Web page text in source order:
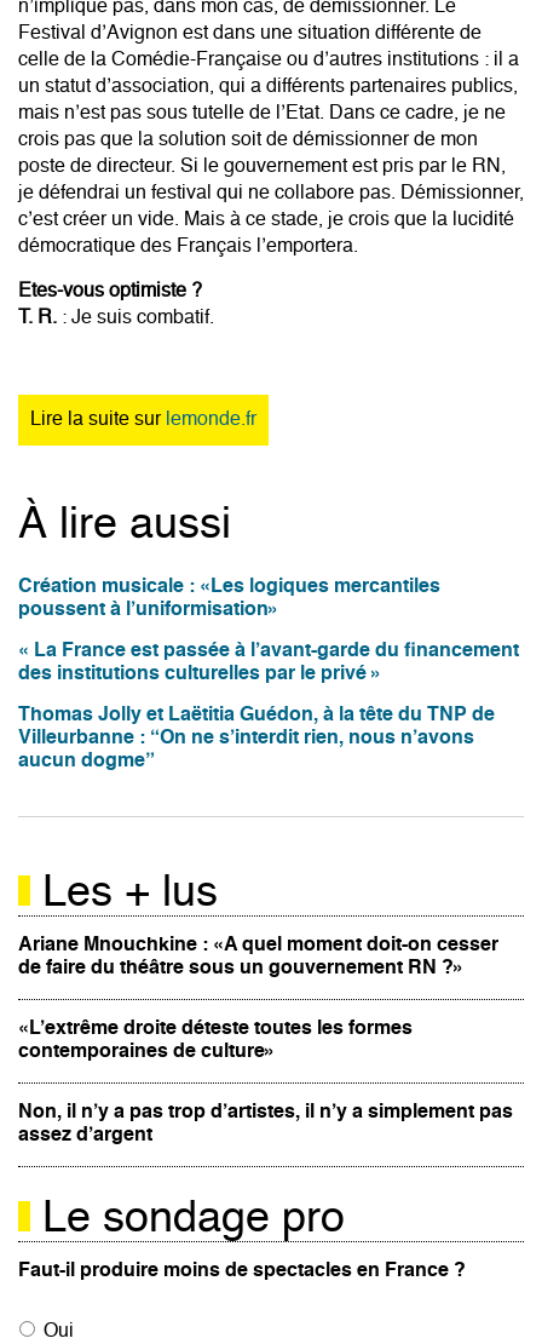
n’implique pas, dans mon cas, de démissionner. Le
Festival d’Avignon est dans une situation différente de
celle de la Comédie-Française ou d’autres institutions : il a
un statut d’association, qui a différents partenaires publics,
mais n’est pas sous tutelle de l’Etat. Dans ce cadre, je ne
crois pas que la solution soit de démissionner de mon
poste de directeur. Si le gouvernement est pris par le RN,
je défendrai un festival qui ne collabore pas. Démissionner,
c’est créer un vide. Mais à ce stade, je crois que la lucidité
démocratique des Français l’emportera.
Etes-vous optimiste ?
T. R. : Je suis combatif.
Lire la suite sur lemonde.fr
À lire aussi
Création musicale : «Les logiques mercantiles
poussent à l’uniformisation»
« La France est passée à l’avant-garde du financement
des institutions culturelles par le privé »
Thomas Jolly et Laëtitia Guédon, à la tête du TNP de
Villeurbanne : “On ne s’interdit rien, nous n’avons
aucun dogme”
Les + lus
Ariane Mnouchkine : «A quel moment doit-on cesser
de faire du théâtre sous un gouvernement RN ?»
«L’extrême droite déteste toutes les formes
contemporaines de culture»
Non, il n’y a pas trop d’artistes, il n’y a simplement pas
assez d’argent
Le sondage pro
Faut-il produire moins de spectacles en France ?
Oui